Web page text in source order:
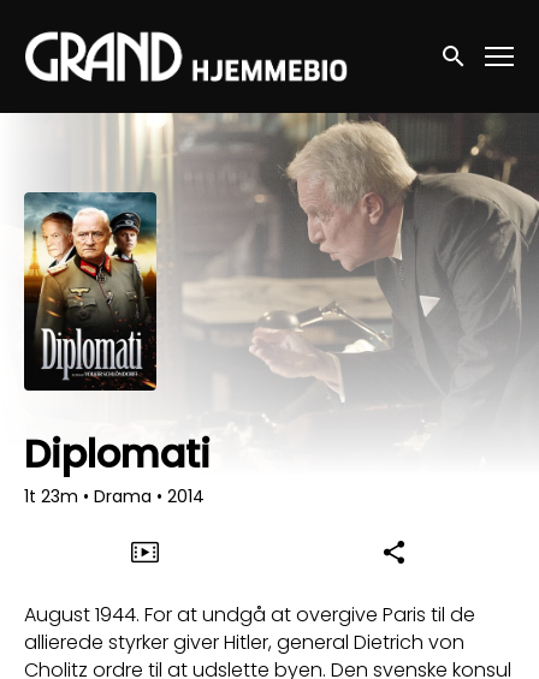
Accessibility Links
Søg nu
Diplomati
1t 23m • Drama • 2014
August 1944. For at undgå at overgive Paris til de
allierede styrker giver Hitler, general Dietrich von
Cholitz ordre til at udslette byen. Den svenske konsul